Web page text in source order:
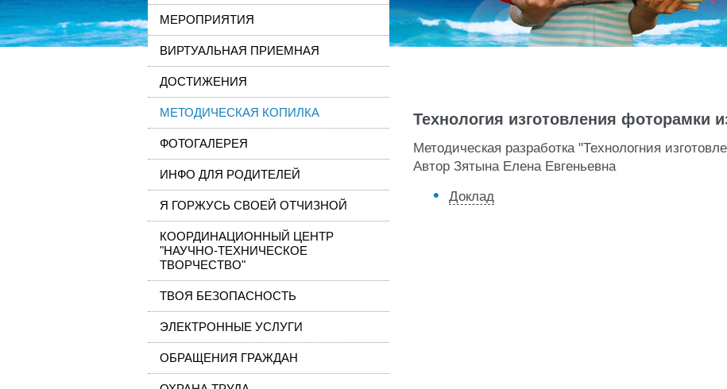
МЕРОПРИЯТИЯ
ВИРТУАЛЬНАЯ ПРИЕМНАЯ
ДОСТИЖЕНИЯ
МЕТОДИЧЕСКАЯ КОПИЛКА
ФОТОГАЛЕРЕЯ
ИНФО ДЛЯ РОДИТЕЛЕЙ
Я ГОРЖУСЬ СВОЕЙ ОТЧИЗНОЙ
КООРДИНАЦИОННЫЙ ЦЕНТР
"НАУЧНО-ТЕХНИЧЕСКОЕ
ТВОРЧЕСТВО"
ТВОЯ БЕЗОПАСНОСТЬ
ЭЛЕКТРОННЫЕ УСЛУГИ
ОБРАЩЕНИЯ ГРАЖДАН
Технология изготовления фоторамки
Методическая разработка "Технологния
Автор Зятына Елена Евгеньевна
Доклад